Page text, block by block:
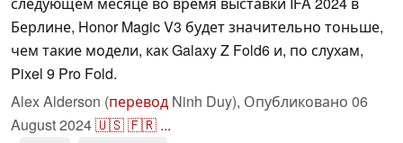
Берлине, Honor Magic V3 будет значительно тоньше,
чем такие модели, как Galaxy Z Fold6 и, по слухам,
Pixel 9 Pro Fold.
Alex Alderson (перевод Ninh Duy), Опубликовано 06
August 2024🇺🇸🇫🇷 ...